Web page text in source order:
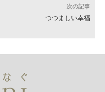
次の記事
つつましい幸福